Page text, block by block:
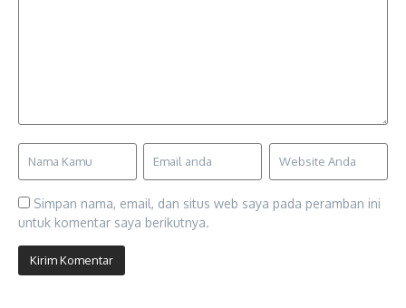
Simpan nama, email, dan situs web saya pada peramban ini
untuk komentar saya berikutnya.